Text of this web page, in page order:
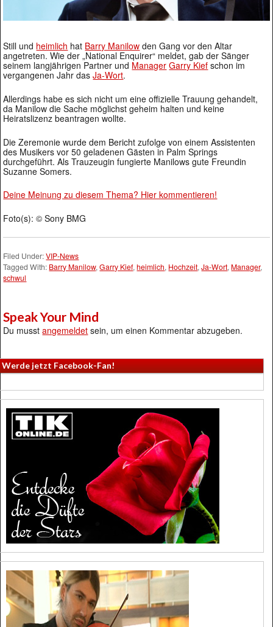
Still und heimlich hat Barry Manilow den Gang vor den Altar
angetreten. Wie der „National Enquirer“ meldet, gab der Sänger
seinem langjährigen Partner und Manager Garry Kief schon im
vergangenen Jahr dasJa-Wort.
Allerdings habe es sich nicht um eine offizielle Trauung gehandelt,
da Manilow die Sache möglichst geheim halten und keine
Heiratslizenz beantragen wollte.
Die Zeremonie wurde dem Bericht zufolge von einem Assistenten
des Musikers vor 50 geladenen Gästen in Palm Springs
durchgeführt. Als Trauzeugin fungierte Manilows gute Freundin
Suzanne Somers.
Deine Meinung zu diesem Thema? Hier kommentieren!
Foto(s): © Sony BMG
Filed Under:VIP-News
Tagged With: Barry Manilow,Garry Kief,heimlich, Hochzeit,Ja-Wort, Manager,
schwul
Speak Your Mind
Du musstangemeldet sein, um einen Kommentar abzugeben.
Werde jetzt Facebook-Fan!